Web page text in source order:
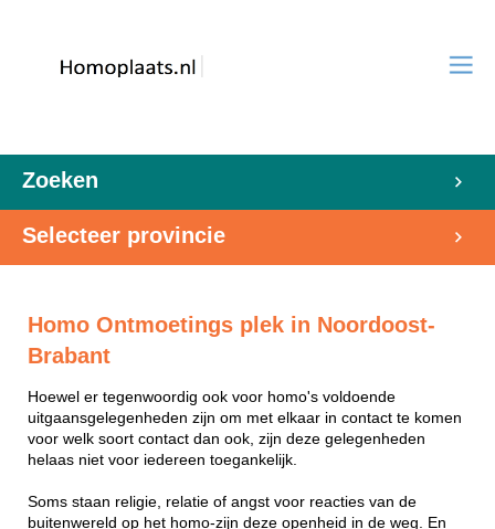
Zoeken
Selecteer provincie
Homo Ontmoetings plek in Noordoost-
Brabant
Hoewel er tegenwoordig ook voor homo's voldoende
uitgaansgelegenheden zijn om met elkaar in contact te komen
voor welk soort contact dan ook, zijn deze gelegenheden
helaas niet voor iedereen toegankelijk.
Soms staan religie, relatie of angst voor reacties van de
buitenwereld op het homo-zijn deze openheid in de weg. En